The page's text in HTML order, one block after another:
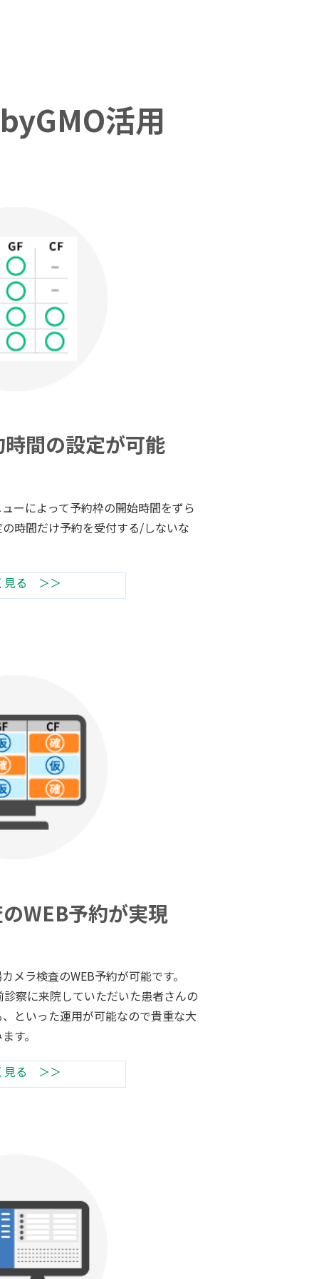
活用
間の設定が可能
ーによって予約枠の開始時間をずら
時間だけ予約を受付する/しないな
見る ＞＞
WEB予約が実現
メラ検査のWEB予約が可能です。
察に来院していただいた患者さんの
といった運用が可能なので貴重な大
す。
見る ＞＞